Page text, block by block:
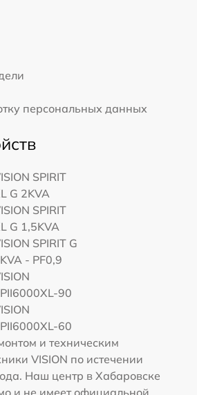
персональных данных
SPIRIT
G 2KVA
SPIRIT
G 1,5KVA
SPIRIT G
- PF0,9
90
60
и техническим
VISION по истечении
Наш центр в Хабаровске
и не имеет официальной